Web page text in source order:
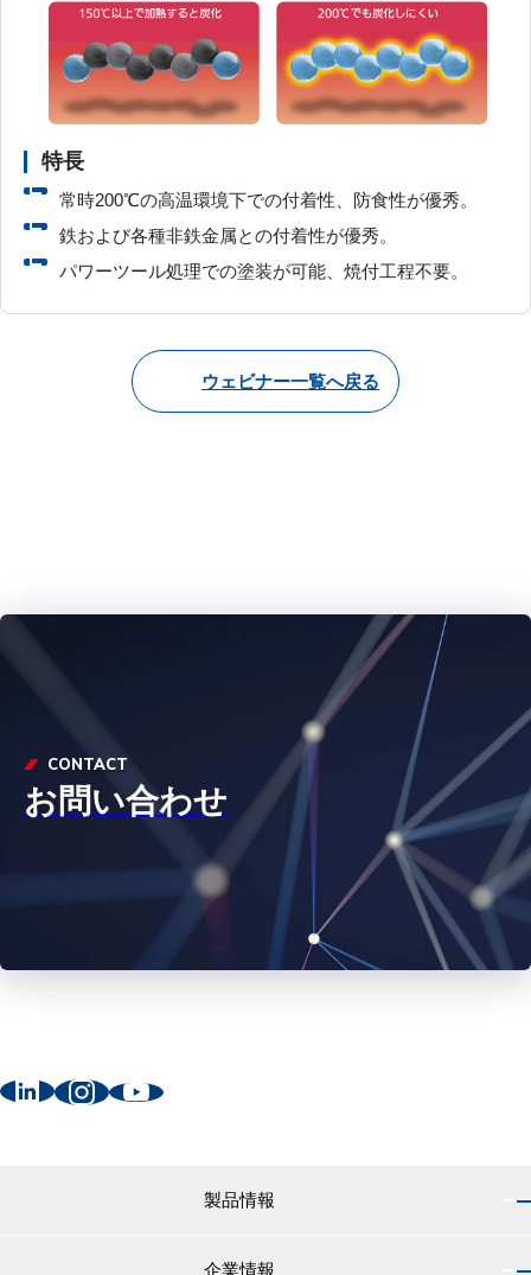
特長
常時200℃の高温環境下での付着性、防食性が優秀。
鉄および各種非鉄金属との付着性が優秀。
パワーツール処理での塗装が可能、焼付工程不要。
ウェビナー一覧へ戻る
CONTACT
お問い合わせ
製品情報
企業情報